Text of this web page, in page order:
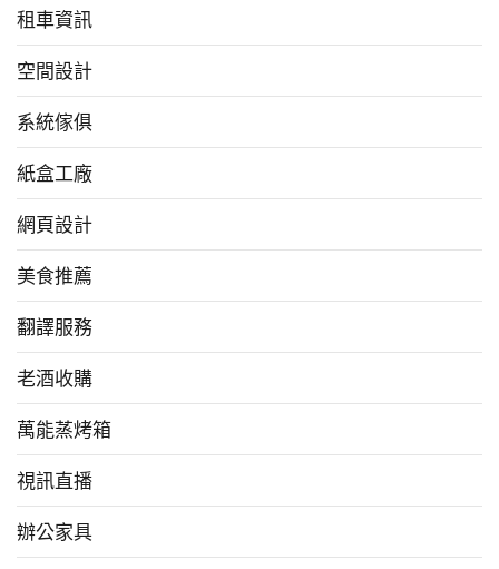
租車資訊
空間設計
系統傢俱
紙盒工廠
網頁設計
美食推薦
翻譯服務
老酒收購
萬能蒸烤箱
視訊直播
辦公家具